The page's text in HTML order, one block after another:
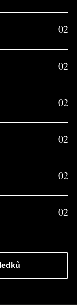
02
02
02
02
02
02